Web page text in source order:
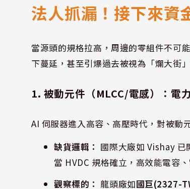
法人抓漏！接下來資
當源頭的規格拉高，周邊的零組件不可
下蔓延，甚至引爆過去被視為「爛大街
1. 被動元件（MLCC/電感）：電
AI 伺服器進入高容、高壓時代，對被動
缺貨邏輯： 國際大廠如 Vishay 已
當 HVDC 規格確立，高效能電容
觀察標的： 龍頭廠如國巨(2327-